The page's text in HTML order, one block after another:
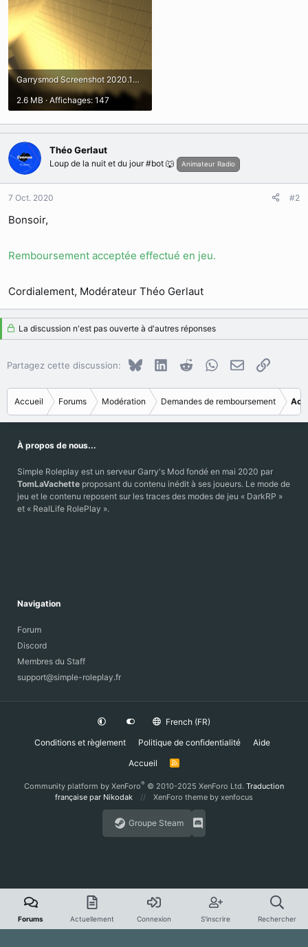
Garrysmod Screenshot 2020.10.07 - 18.33.46.50.png
2.6 MB · Affichages: 147
Théo Gerlaut
Loup de la nuit et du jour #bot 🐺 Animateur Radio
7 Oct. 2020 #2
Bonsoir,
Remboursement acceptée effectué en jeu.
Cordialement, Modérateur Théo Gerlaut
La discussion n'est pas ouverte à d'autres réponses
Partagez cette discussion: BlueskyLinkedInRedditWhatsApp
E-mailCopier
Accueil Forums Modération Demandes de remboursement
À propos de nous...
Simple Roleplay est un serveur Garry's Mod fondé en mai 2020 par
TomLaVachette proposant du contenu inédit à ses joueurs. Le mode de
jeu et le contenu reposent sur les traces des modes de jeu « DarkRP »
et « RealLife RolePlay ».
Navigation
Forum
Discord
Membres du Staff
support@simple-roleplay.fr
French (FR)
Conditions et règlement
Politique de confidentialité
Aide
Accueil
R
Community platform by XenForo® © 2010-2025 XenForo Ltd. Traduction
française par Nikodak
XenForo theme by xenfocus
Groupe Steam
Forums Actuellement Connexion S'inscrire Rechercher